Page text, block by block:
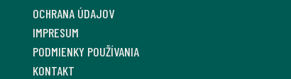
OCHRANA ÚDAJOV
IMPRESUM
PODMIENKY POUŽÍVANIA
KONTAKT